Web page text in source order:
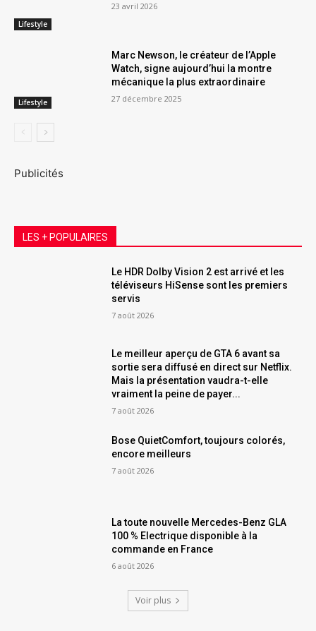
Lifestyle
23 avril 2026
Lifestyle
Marc Newson, le créateur de l’Apple
Watch, signe aujourd’hui la montre
mécanique la plus extraordinaire
27 décembre 2025
Publicités
LES + POPULAIRES
Le HDR Dolby Vision 2 est arrivé et les
téléviseurs HiSense sont les premiers
servis
7 août 2026
Le meilleur aperçu de GTA 6 avant sa
sortie sera diffusé en direct sur Netflix.
Mais la présentation vaudra-t-elle
vraiment la peine de payer...
7 août 2026
Bose QuietComfort, toujours colorés,
encore meilleurs
7 août 2026
La toute nouvelle Mercedes-Benz GLA
100 % Electrique disponible à la
commande en France
6 août 2026
Voir plus